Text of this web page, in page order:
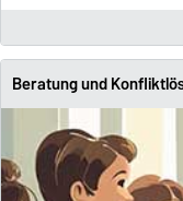
Beratung und